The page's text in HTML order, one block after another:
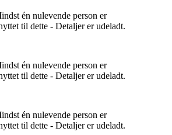
én nulevende person er
til dette - Detaljer er udeladt.
én nulevende person er
til dette - Detaljer er udeladt.
én nulevende person er
til dette - Detaljer er udeladt.